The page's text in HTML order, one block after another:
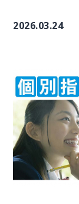
2026.03.24